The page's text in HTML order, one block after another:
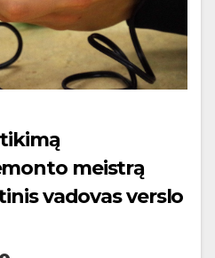
meistrą
vadovas verslo